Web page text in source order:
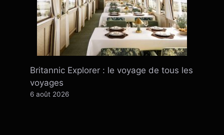
Britannic Explorer : le voyage de tous les
voyages
6 août 2026